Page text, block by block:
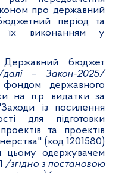
про державний
період та
їх виконанням у
бюджет
– Закон-2025/
державного
на п.р. видатки за
із посилення
для підготовки
та проектів
(код 1201580)
одержувачем
/згідно з постановою